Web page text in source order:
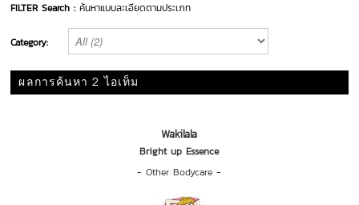
FILTER Search : ค้นหาแบบละเอียดตามประเภท
Category:
ผลการค้นหา 2 ไอเท็ม
Wakilala
Bright up Essence
-Other Bodycare -